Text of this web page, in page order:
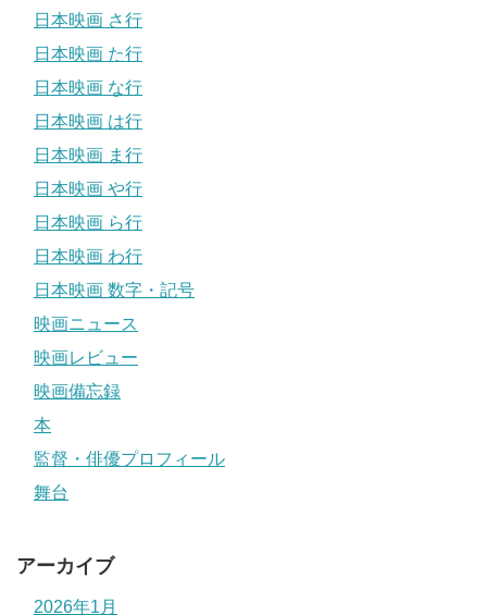
日本映画 さ行
日本映画 た行
日本映画 な行
日本映画 は行
日本映画 ま行
日本映画 や行
日本映画 ら行
日本映画 わ行
日本映画 数字・記号
映画ニュース
映画レビュー
映画備忘録
本
監督・俳優プロフィール
舞台
アーカイブ
2026年1月